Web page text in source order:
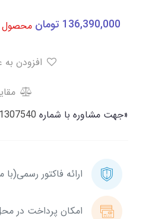
136,390,000 تومان محصول
«جهت مشاوره با شماره
ارائه فاکتور
امکان پرداخت در